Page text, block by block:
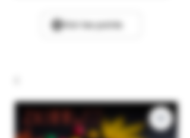
Voir les points